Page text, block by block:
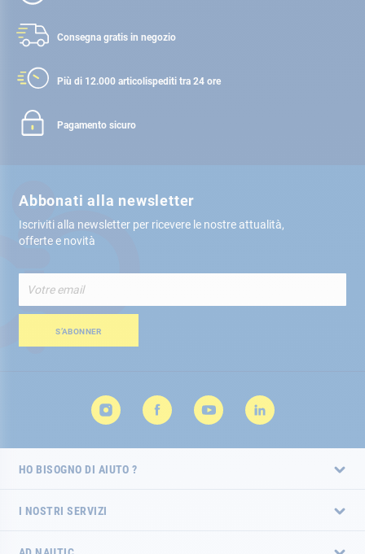
Consegna gratis in negozio
Più di 12.000 articolispediti tra 24 ore
Pagamento sicuro
Abbonati alla newsletter
Iscriviti alla newsletter per ricevere le nostre attualità,
offerte e novità
alla
nostra
Newsletter:S’ABONNER
HO BISOGNO DI AIUTO ?
I NOSTRI SERVIZI